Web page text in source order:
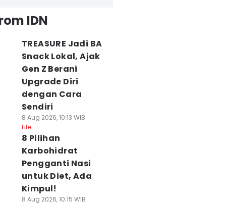
IDN
TREASURE Jadi BA
Snack Lokal, Ajak
Gen Z Berani
Upgrade Diri
dengan Cara
Sendiri
8 Aug 2026, 10:13 WIB
Life
8 Pilihan
Karbohidrat
Pengganti Nasi
untuk Diet, Ada
Kimpul!
8 Aug 2026, 10:15 WIB